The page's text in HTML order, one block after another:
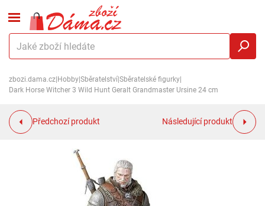
zbozi.dama.cz Hobby Sběratelství Sběratelské figurky
Dark Horse Witcher 3 Wild Hunt Geralt Grandmaster Ursine 24 cm
Předchozí produkt Následující produkt